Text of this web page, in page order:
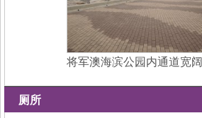
将军澳海滨公园内通道宽阔
厕所